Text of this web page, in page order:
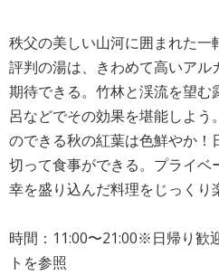
秩父の美しい山河に囲まれた一
評判の湯は、きわめて高いアル
期待できる。竹林と渓流を望
呂などでその効果を堪能しよう
のできる秋の紅葉は色鮮やか！
切って食事ができる。プライ
幸を盛り込んだ料理をじっくり
時間：11:00〜21:00※日帰り歓
トを参照